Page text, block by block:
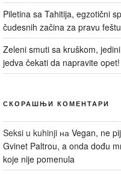
Piletina sa Tahitija, egzotični
čudesnih začina za pravu
Zeleni smuti sa kruškom,
jedva čekati da napravite opet!
СКОРАШЊИ КОМЕНТАРИ
Seksi u kuhinjiна Vegan, ne
Gvinet Paltrou, a onda dođu
koje nije pomenula